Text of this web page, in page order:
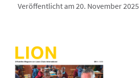
Veröffentlicht am 20. November 2025